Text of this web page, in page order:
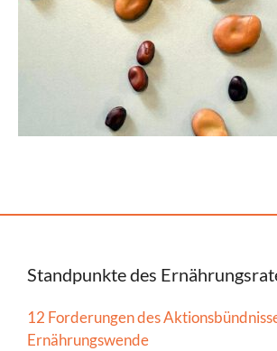
Standpunkte des
12 Forderungen des
Ernährungswende